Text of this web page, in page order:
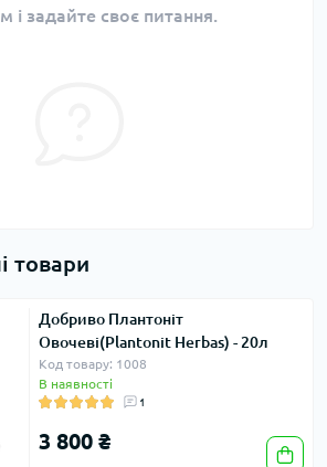
і задайте своє питання.
товари
Добриво Плантоніт
Овочеві(Plantonit Herbas) - 20л
Код товару: 1008
В наявності
1
3 800 ₴